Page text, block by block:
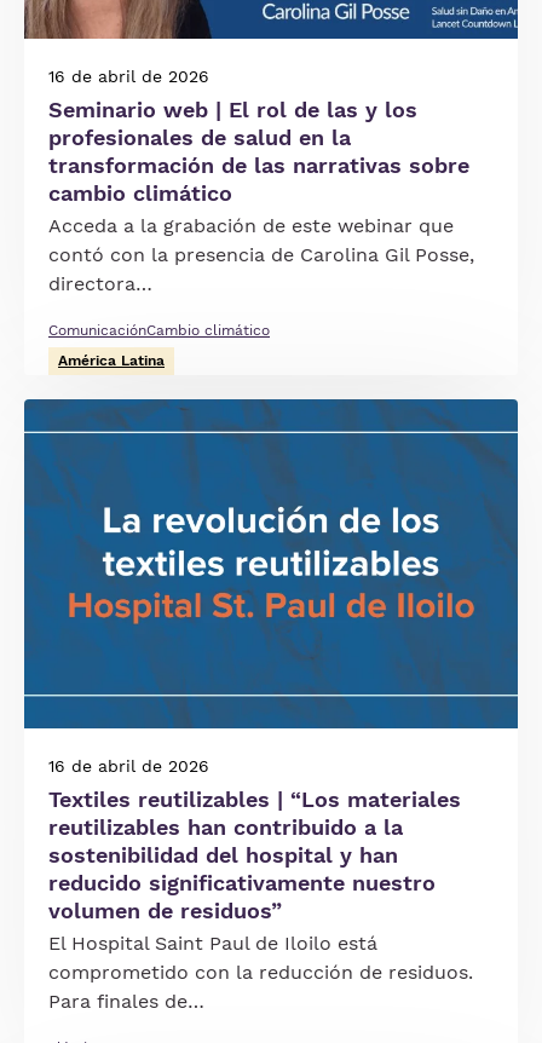
16 de abril de 2026
Seminario web | El rol de las y los
profesionales de salud en la
transformación de las narrativas sobre
cambio climático
Acceda a la grabación de este webinar que
contó con la presencia de Carolina Gil Posse,
directora…
ComunicaciónCambio climático
América Latina
16 de abril de 2026
Textiles reutilizables | “Los materiales
reutilizables han contribuido a la
sostenibilidad del hospital y han
reducido significativamente nuestro
volumen de residuos”
El Hospital Saint Paul de Iloilo está
comprometido con la reducción de residuos.
Para finales de…
Imagen